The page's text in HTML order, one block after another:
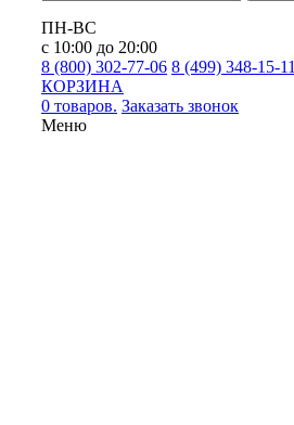
ПН-ВС
с 10:00 до 20:00
8 (800) 302-77-06 8 (499) 348-15-11
КОРЗИНА
0 товаров. Заказать звонок
Меню